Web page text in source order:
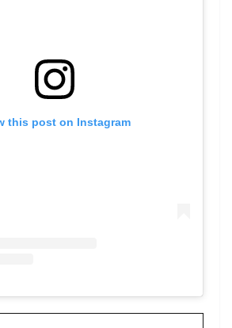
this post on Instagram